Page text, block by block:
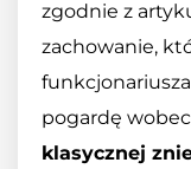
zgodnie z
zachowanie,
pogardę
klasycznej